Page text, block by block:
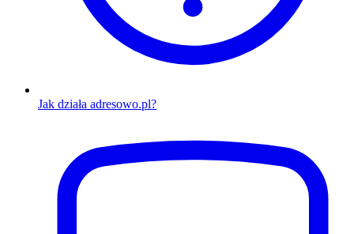
Jak działa adresowo.pl?